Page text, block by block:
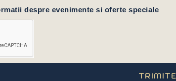
despre evenimente si oferte speciale
TRIMITE